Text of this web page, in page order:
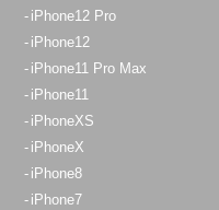
定休日： 年中無休
050-5269-5822
10:00～19:00
iPhone12 Pro
iPhone12
iPhone11 Pro Max
iPhone11
iPhoneXS
iPhoneX
iPhone8
iPhone7